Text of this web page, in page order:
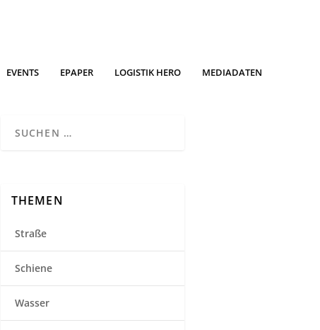
EVENTS EPAPER LOGISTIK HERO MEDIADATEN
THEMEN
Straße
Schiene
Wasser